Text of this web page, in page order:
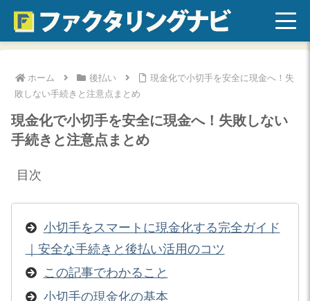
ホーム 後払い
現金化で小切手を安全に現金へ！失
敗しない手続きと注意点まとめ
現金化で小切手を安全に現金へ！失敗しない
手続きと注意点まとめ
目次
小切手をスマートに現金化する完全ガイド
｜安全な手続きと後払い活用のコツ
この記事でわかること
小切手の現金化の基本